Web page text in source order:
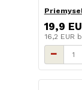
19,9
16,2 EUR